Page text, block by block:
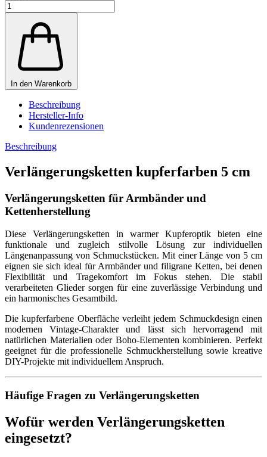
In den Warenkorb
Beschreibung
Hersteller-Info
Kundenrezensionen
Beschreibung
Verlängerungsketten kupferfarben 5 cm
Verlängerungsketten für Armbänder und
Kettenherstellung
Diese Verlängerungsketten in warmer Kupferoptik bieten eine
funktionale und zugleich stilvolle Lösung zur individuellen
Längenanpassung von Schmuckstücken. Mit einer Länge von 5 cm
eignen sie sich ideal für Armbänder und filigrane Ketten, bei denen
Flexibilität und Tragekomfort im Fokus stehen. Die stabil
verarbeiteten Glieder sorgen für eine zuverlässige Verbindung und
ein harmonisches Gesamtbild.
Die kupferfarbene Oberfläche verleiht jedem Schmuckdesign einen
modernen Vintage-Charakter und lässt sich hervorragend mit
natürlichen Materialien oder Boho-Elementen kombinieren. Perfekt
geeignet für die professionelle Schmuckherstellung sowie kreative
DIY-Projekte mit individuellem Anspruch.
Häufige Fragen zu Verlängerungsketten
Wofür werden Verlängerungsketten
eingesetzt?